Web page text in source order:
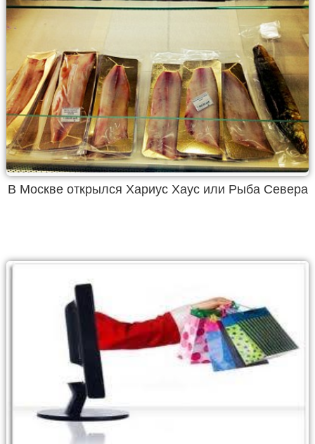
В Москве открылся Хариус Хаус или Рыба Севера